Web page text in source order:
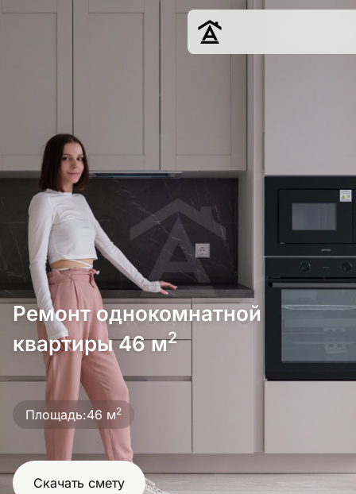
О нас
г. Ростов-на-
8 (863) 221-10-
Ремонт однокомнатной
квартиры 46 м2
Площадь:46 м2
Скачать смету